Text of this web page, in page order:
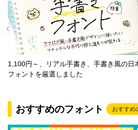
1,100円～、リアル手書き、手書き風の日
フォントを厳選しました
おすすめのフォント おすすめ